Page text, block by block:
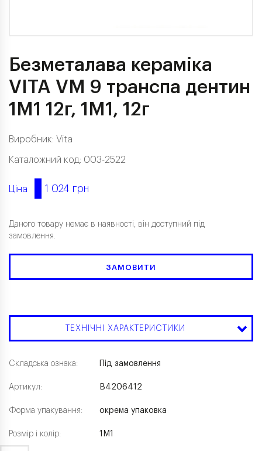
Безметалава кераміка
VITA VM 9 транспа дентин
1M1 12г, 1М1, 12г
Виробник: Vita
Каталожний код: 003-2522
Ціна 1 024 грн
Даного товару немає в наявності, він доступний під
замовлення.
ЗАМОВИТИ
ТЕХНІЧНІ ХАРАКТЕРИСТИКИ
Складська ознака:
Артикул:
Форма упакування:
Розмір і колір:
Під замовлення
B4206412
окрема упаковка
1М1